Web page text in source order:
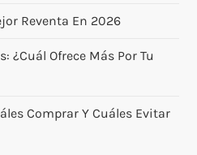
Reventa En 2026
¿cuál Ofrece Más Por Tu
Comprar Y Cuáles Evitar